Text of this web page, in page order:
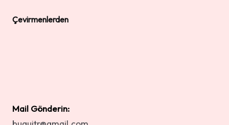
Çevirmenlerden
Mail Gönderin: